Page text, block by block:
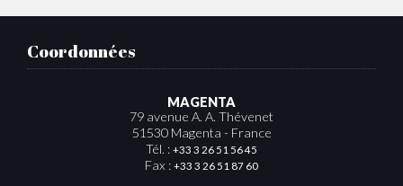
Coordonnées
MAGENTA
79 avenue A. A. Thévenet
51530 Magenta - France
Tél. : +33 3 26 51 56 45
Fax : +33 3 26 51 87 60